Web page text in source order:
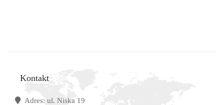
Kontakt
Adres: ul. Niska 19